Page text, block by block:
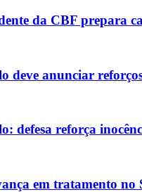
da CBF prepara
deve anunciar
defesa reforça
em tratamento no